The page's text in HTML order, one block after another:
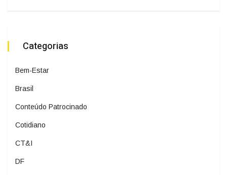
Categorias
Bem-Estar
Brasil
Conteúdo Patrocinado
Cotidiano
CT&I
DF